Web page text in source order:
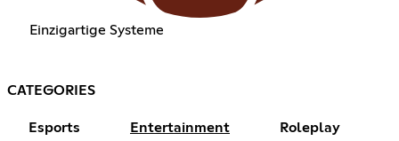
Einzigartige Systeme
CATEGORIES
Esports Entertainment Roleplay